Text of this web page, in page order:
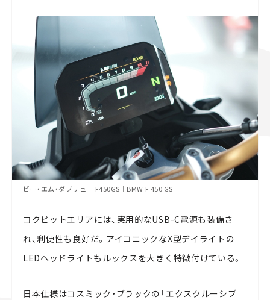
ビー・エム・ダブリュー F450GS｜BMW F 450 GS
コクピットエリアには、実用的なUSB-C電源も装備さ
れ、利便性も良好だ。アイコニックなX型デイライトの
LEDヘッドライトもルックスを大きく特徴付けている。
日本仕様はコスミック・ブラックの「エクスクルーシブ